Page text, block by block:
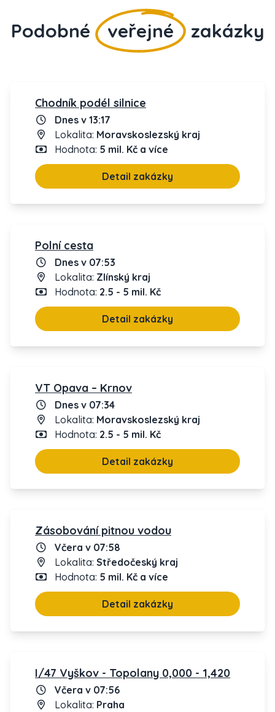
Podobné veřejné zakázky
Chodník podél silnice
Dnes v 13:17
Lokalita: Moravskoslezský kraj
Hodnota: 5 mil. Kč a více
Detail zakázky
Polní cesta
Dnes v 07:53
Lokalita: Zlínský kraj
Hodnota: 2.5 - 5 mil. Kč
Detail zakázky
VT Opava – Krnov
Dnes v 07:34
Lokalita: Moravskoslezský kraj
Hodnota: 2.5 - 5 mil. Kč
Detail zakázky
Zásobování pitnou vodou
Včera v 07:58
Lokalita: Středočeský kraj
Hodnota: 5 mil. Kč a více
Detail zakázky
I/47 Vyškov - Topolany 0,000 - 1,420
Včera v 07:56
Lokalita: Praha